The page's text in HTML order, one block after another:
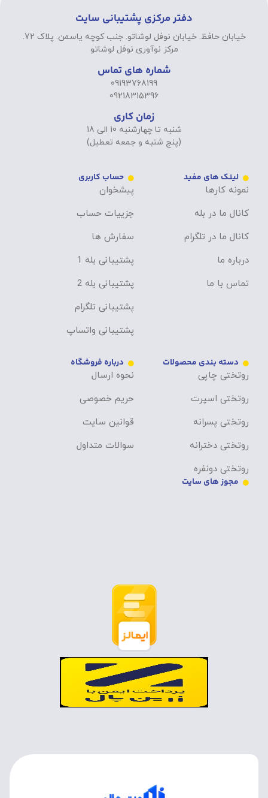
دفتر مرکزی پشتیبانی سایت
خیابان حافظ. خیابان نوفل لوشاتو. جنب کوچه یاسمن. پلاک 72.
مرکز نوآوری نوفل لوشاتو
شماره های تماس
09193768199
09218315396
زمان کاری
شنبه تا چهارشنبه 10 الی 18
(پنج شنبه و جمعه تعطیل)
لینک های مفید
نمونه کارها
کانال ما در بله
کانال ما در تلگرام
درباره ما
تماس با ما
حساب کاربری
پیشخوان
جزییات حساب
سفارش ها
پشتیبانی بله 1
پشتیبانی بله 2
پشتیبانی تلگرام
پشتیبانی واتساپ
دسته بندی محصولات
روتختی چاپی
روتختی اسپرت
روتختی پسرانه
روتختی دخترانه
روتختی دونفره
درباره فروشگاه
نحوه ارسال
حریم خصوصی
قوانین سایت
سوالات متداول
مجوز های سایت